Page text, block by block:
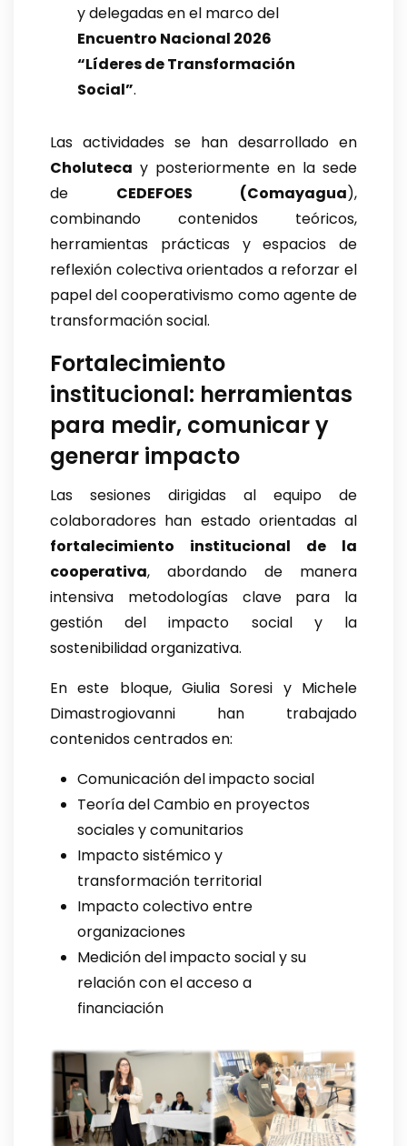
y delegadas en el marco del
Encuentro Nacional 2026
“Líderes de Transformación
Social”.
Las actividades se han desarrollado en
Choluteca y posteriormente en la sede
de CEDEFOES (Comayagua),
combinando contenidos teóricos,
herramientas prácticas y espacios de
reflexión colectiva orientados a reforzar el
papel del cooperativismo como agente de
transformación social.
Fortalecimiento
institucional: herramientas
para medir, comunicar y
generar impacto
Las sesiones dirigidas al equipo de
colaboradores han estado orientadas al
fortalecimiento institucional de la
cooperativa, abordando de manera
intensiva metodologías clave para la
gestión del impacto social y la
sostenibilidad organizativa.
En este bloque, Giulia Soresi y Michele
Dimastrogiovanni han trabajado
contenidos centrados en:
Comunicación del impacto social
Teoría del Cambio en proyectos
sociales y comunitarios
Impacto sistémico y
transformación territorial
Impacto colectivo entre
organizaciones
Medición del impacto social y su
relación con el acceso a
financiación